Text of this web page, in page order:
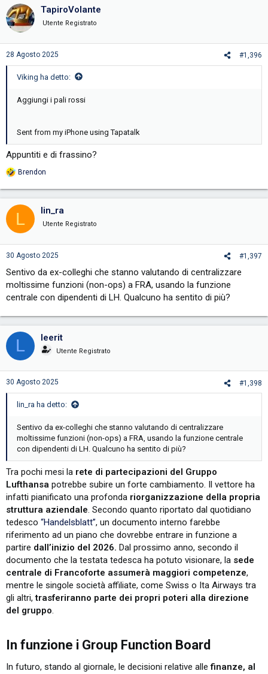
t
i
n
s
TapiroVolante
Utente Registrato
28 Agosto 2025 #1,396
Viking ha detto:
Aggiungi i pali rossi
Sent from my iPhone using Tapatalk
Appuntiti e di frassino?
R
t
i
n
s
Brendon
L lin_ra
Utente Registrato
30 Agosto 2025 #1,397
Sentivo da ex-colleghi che stanno valutando di centralizzare
moltissime funzioni (non-ops) a FRA, usando la funzione
centrale con dipendenti di LH. Qualcuno ha sentito di più?
L leerit
Utente Registrato
30 Agosto 2025 #1,398
lin_ra ha detto:
Sentivo da ex-colleghi che stanno valutando di centralizzare
moltissime funzioni (non-ops) a FRA, usando la funzione centrale
con dipendenti di LH. Qualcuno ha sentito di più?
Tra pochi mesi la rete di partecipazioni del Gruppo
Lufthansa potrebbe subire un forte cambiamento. Il vettore ha
infatti pianificato una profonda riorganizzazione della propria
struttura aziendale . Secondo quanto riportato dal quotidiano
tedesco “Handelsblatt”, un documento interno farebbe
riferimento ad un piano che dovrebbe entrare in funzione a
partire dall’inizio del 2026. Dal prossimo anno, secondo il
documento che la testata tedesca ha potuto visionare, la sede
centrale di Francoforte assumerà maggiori competenze,
mentre le singole società affiliate, come Swiss o Ita Airways tra
gli altri,trasferiranno parte dei propri poteri alla direzione
del gruppo
In funzione i Group Function Board​
In futuro, stando al giornale, le decisioni relative allefinanze, al